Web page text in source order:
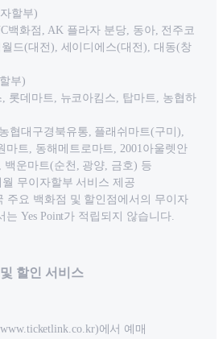
할부)
백화점, AK 플라자 분당, 동아, 전주코
드(대전), 세이디에스(대전), 대동(창
부)
롯데마트, 뉴코아킴스, 탑마트, 농협하
협대구경북유통, 플래쉬마트(구미),
마트, 동해메트로마트, 2001아울렛안
백운마트(순천, 광양, 금호) 등
무이자할부 서비스 제공
주요 백화점 및 할인점에서의 무이자
는 Yes Point가 적립되지 않습니다.
할인 서비스
에서 예매